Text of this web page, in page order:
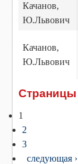
Качанов,
Ю.Львович
Качанов,
Ю.Львович
Страницы
1
2
3
следующая ›